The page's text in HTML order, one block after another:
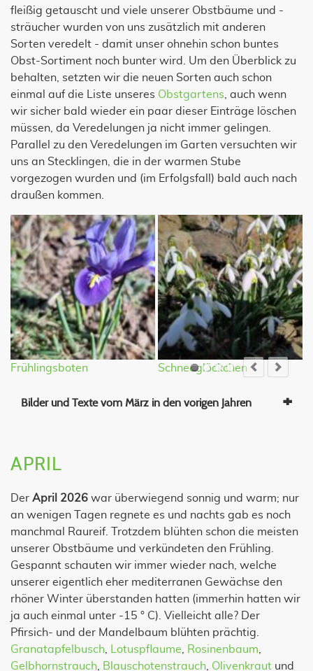
fleißig getauscht und viele unserer Obstbäume und -
sträucher wurden von uns zusätzlich mit anderen
Sorten veredelt - damit unser ohnehin schon buntes
Obst-Sortiment noch bunter wird. Um den Überblick zu
behalten, setzten wir die neuen Sorten auch schon
einmal auf die Liste unseres Obstgartens , auch wenn
wir sicher bald wieder ein paar dieser Einträge löschen
müssen, da Veredelungen ja nicht immer gelingen.
Parallel zu den Veredelungen im Garten versuchten wir
uns an Stecklingen, die in der warmen Stube
vorgezogen wurden und (im Erfolgsfall) bald auch nach
draußen kommen.
Frühlingsboten Schneeglöckchen
Bilder und Texte vom März in den vorigen Jahren
APRIL
Der April 2026 war überwiegend sonnig und warm; nur
an wenigen Tagen regnete es und nachts gab es noch
manchmal Raureif. Trotzdem blühten schon die meisten
unserer Obstbäume und verkündeten den Frühling.
Gespannt schauten wir immer wieder nach, welche
unserer eigentlich eher mediterranen Gewächse den
rhöner Winter überstanden hatten (immerhin hatten wir
ja auch einmal unter -15 ° C). Vielleicht alle? Der
Pfirsich- und der Mandelbaum blühten prächtig.
Granatapfelbusch
Lotuspflaume Rosinenbaum
Gelbhornstrauch
Blauschotenstrauch Olivenkraut und